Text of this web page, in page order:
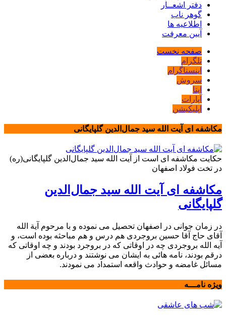
دفتر اشعــار
گوهر ناب
اطلاعیه ها
آیین معرفت
صفحه نخست
تلگرام
اینستاگرام
سروش
ایتا
آپارات
اپلیکیشن
مکاشفه ای آیت الله سید جمال‌الدین گلپایگانی
حکایت مکاشفه ای است از آیت الله سید جمال‌الدین گلپایگانی(ره)
در تخت فولاد اصفهان
مکاشفه ای آیت الله سید جمال‌الدین
گلپایگانی
در زمان جوانی در اصفهان تحصیل می نموده و با مرحوم آیة الله
آقای حاج آقا حسین بروجردی هم درس و هم مباحثه بوده است، و
آیه الله بروجردی چه در اوقاتی که در بروجرد بودند و چه اوقاتی که
درقم بودند، نامه هائی به ایشان می نوشتند و درباره بعضی از
مسائل غامضه و حوادث واقعه استمداد می نمودند.
ویژه نامـــه